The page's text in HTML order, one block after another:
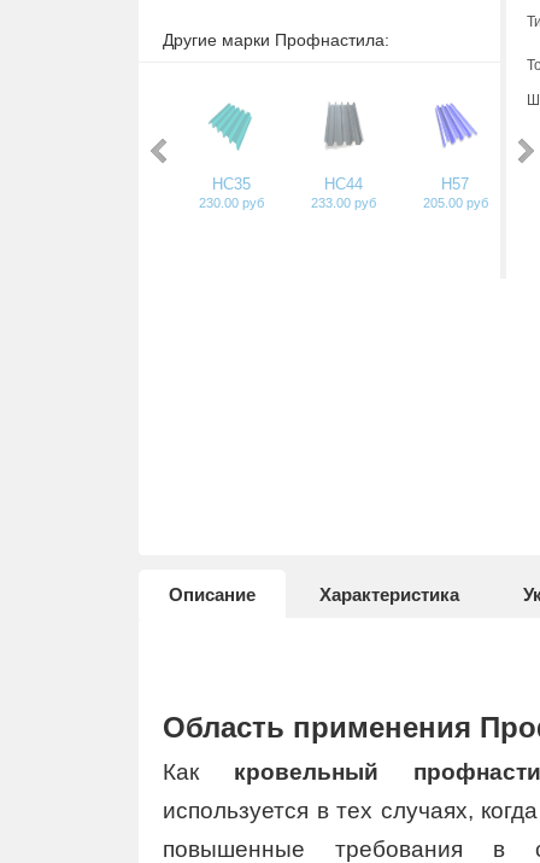
Другие марки Профнастила:
НС35
230.00 руб
НС44
233.00 руб
Н57
205.00 руб
Описание Характеристика
Область применения
Как кровельный
используется в тех случаях,
повышенные требования в